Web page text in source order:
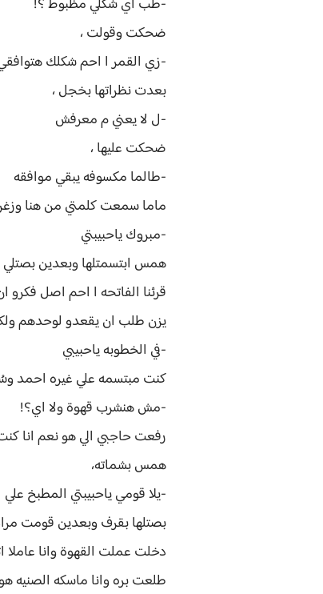
-طب اي شكلي مظبوط ؟!
ضحكت وقولت ،
-زي القمر ا احم شكلك
بعدت نظراتها بخجل ،
-ل لا يعني م معرفش
ضحكت عليها ،
-طالما مكسوفه يبقي موافقه
ماما سمعت كلمتي من هنا
-مبروك ياحبيبتي
همس ابتسمتلها وبعدين
قرئنا الفاتحه ا احم اصل
يزن طلب ان يقعدو لوحدهم
-في الخطوبه ياحبيبي
كنت مبتسمه علي غيره احمد
-مش هنشرب قهوة ولا اي؟!
رفعت حاجبي الي هو نعم انا
همس بشماته،
-يلا قومي ياحبيبتي المطبخ
بصتلها بقرف وبعدين قومت
دخلت عملت القهوة وانا
طلعت بره وانا ماسكه الصنيه